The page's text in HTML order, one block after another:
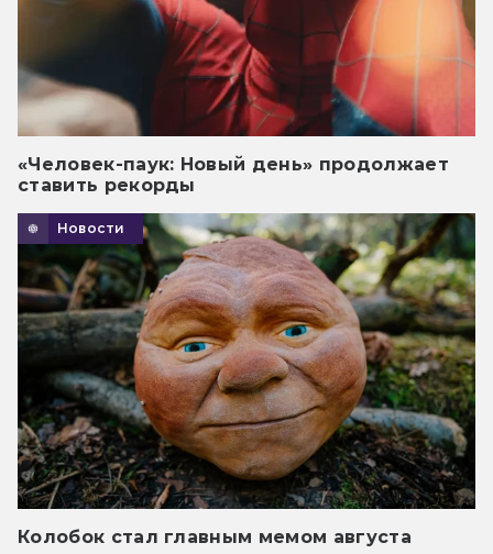
«Человек-паук: Новый день» продолжает
ставить рекорды
Новости
Колобок стал главным мемом августа